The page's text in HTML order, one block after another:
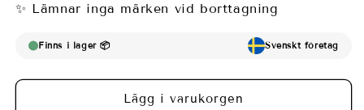
silverornamentsilverornament
✨ Lämnar inga märken vid borttagning
Finns i lager 📦 Svenskt företag
Lägg i varukorgen